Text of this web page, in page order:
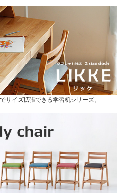
サイズ拡張できる学習机シリーズ。